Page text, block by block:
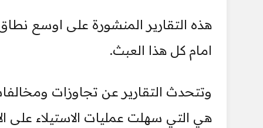
هذه التقارير المنشورة على اوسع
امام كل هذا العبث.
وتتحدث التقارير عن تجاوزات
هي التي سهلت عمليات الاستيلاء